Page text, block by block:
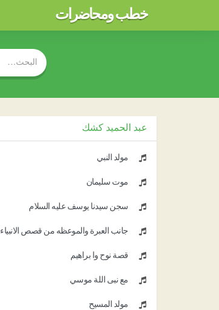
خطب ومحاضرات
عبد الحميد كشك
مولد النبي
موت سليمان
سجن سيدنا يوسف عليه السلام
جانب العبرة والموعظه من قصص الانبياء
قصة نوح وا براهيم
مع نبى اللة موسي
مولد المسيح